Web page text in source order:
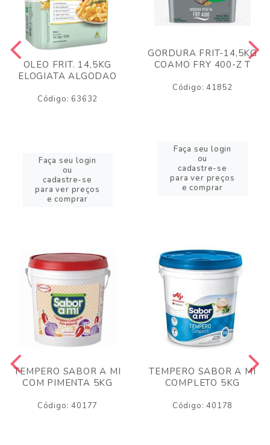
OLEO FRIT. 14,5KG
ELOGIATA ALGODAO
Código: 63632
Faça seu login
ou
cadastre-se
para ver preços
e comprar
GORDURA FRIT-14,5KG
COAMO FRY 400-Z T
Código: 41852
Faça seu login
ou
cadastre-se
para ver preços
e comprar
TEMPERO SABOR A MI
COM PIMENTA 5KG
Código: 40177
TEMPERO SABOR A MI
COMPLETO 5KG
Código: 40178